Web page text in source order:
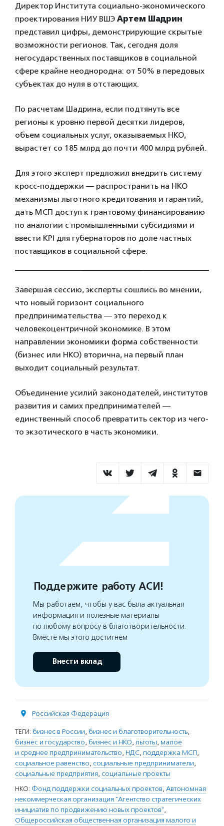
Директор Института социально-экономического
проектирования НИУ ВШЭ Артем Шадрин
представил цифры, демонстрирующие скрытые
возможности регионов. Так, сегодня доля
негосударственных поставщиков в социальной
сфере крайне неоднородна: от 50% в передовых
субъектах до нуля в отстающих.
По расчетам Шадрина, если подтянуть все
регионы к уровню первой десятки лидеров,
объем социальных услуг, оказываемых НКО,
вырастет со 185 млрд до почти 400 млрд рублей.
Для этого эксперт предложил внедрить систему
кросс-поддержки — распространить на НКО
механизмы льготного кредитования и гарантий,
дать МСП доступ к грантовому финансированию
по аналогии с промышленными субсидиями и
ввести KPI для губернаторов по доле частных
поставщиков в социальной сфере.
Завершая сессию, эксперты сошлись во мнении,
что новый горизонт социального
предпринимательства — это переход к
человекоцентричной экономике. В этом
направлении экономики форма собственности
(бизнес или НКО) вторична, на первый план
выходит социальный результат.
Объединение усилий законодателей, институтов
развития и самих предпринимателей —
единственный способ превратить сектор из чего-
то экзотического в часть экономики.
Поддержите работу АСИ!
Мы работаем, чтобы у вас была актуальная
информация и полезные материалы
по любому вопросу в благотворительности.
Вместе мы этого достигнем
Внести вклад
Российская Федерация
ТЕГИ: бизнес в России, бизнес и благотворительность,
бизнес и государство, бизнес и НКО, льготы, малое
и среднее предпринимательство, НДС, поддержка МСП,
социальное равенство, социальные предприниматели,
социальные предприятия, социальные проекты
НКО: Фонд поддержки социальных проектов, Автономная
некоммерческая организация "Агентство стратегических
инициатив по продвижению новых проектов",
Общероссийская общественная организация малого и